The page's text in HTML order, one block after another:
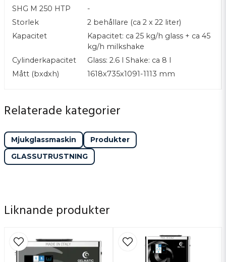
Högkapacitets fryscylindrar
Touchscreen-styrning
Anpassade för kontinuerlig drift i
professionella miljöer
Välj mellan luft- eller vattenkyld
SHG M 250 HTP
-
Storlek
2 behållare (ca 2 x 22 liter)
Kapacitet
Kapacitet: ca 25 kg/h glass + ca 45
kg/h milkshake
Cylinderkapacitet
Glass: 2.6 l Shake: ca 8 l
Mått (bxdxh)
1618x735x1091-1113 mm
Relaterade kategorier
Mjukglassmaskin
Produkter
GLASSUTRUSTNING
Liknande produkter